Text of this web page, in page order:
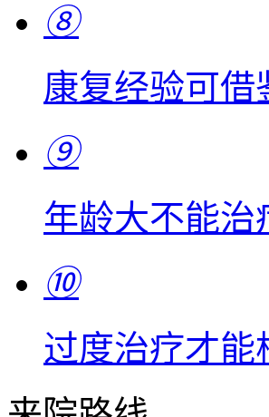
⑧
康复经验可借
⑨
年龄大不能治
⑩
过度治疗才能